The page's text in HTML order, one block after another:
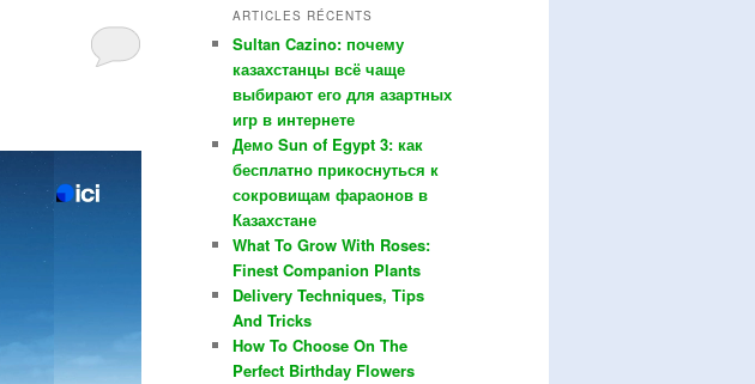
ARTICLES RÉCENTS
Sultan Cazino: почему
казахстанцы всё чаще
выбирают его для азартных
игр в интернете
Демо Sun of Egypt 3: как
бесплатно прикоснуться к
сокровищам фараонов в
Казахстане
What To Grow With Roses:
Finest Companion Plants
Delivery Techniques, Tips
And Tricks
How To Choose On The
Perfect Birthday Flowers